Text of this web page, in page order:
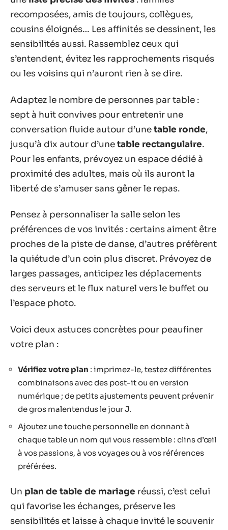
recomposées, amis de toujours, collègues,
cousins éloignés… Les affinités se dessinent, les
sensibilités aussi. Rassemblez ceux qui
s’entendent, évitez les rapprochements risqués
ou les voisins qui n’auront rien à se dire.
Adaptez le nombre de personnes par table :
sept à huit convives pour entretenir une
conversation fluide autour d’unetable ronde,
jusqu’à dix autour d’unetable rectangulaire.
Pour les enfants, prévoyez un espace dédié à
proximité des adultes, mais où ils auront la
liberté de s’amuser sans gêner le repas.
Pensez à personnaliser la salle selon les
préférences de vos invités : certains aiment être
proches de la piste de danse, d’autres préfèrent
la quiétude d’un coin plus discret. Prévoyez de
larges passages, anticipez les déplacements
des serveurs et le flux naturel vers le buffet ou
l’espace photo.
Voici deux astuces concrètes pour peaufiner
votre plan :
Vérifiez votre plan : imprimez-le, testez différentes
combinaisons avec des post-it ou en version
numérique ; de petits ajustements peuvent prévenir
de gros malentendus le jour J.
Ajoutez une touche personnelle en donnant à
chaque table un nom qui vous ressemble : clins d’œil
à vos passions, à vos voyages ou à vos références
préférées.
Un plan de table de mariage réussi, c’est celui
qui favorise les échanges, préserve les
sensibilités et laisse à chaque invité le souvenir